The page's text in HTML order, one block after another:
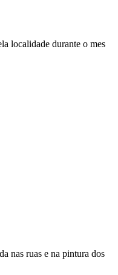
localidade durante o mes
nas ruas e na pintura dos